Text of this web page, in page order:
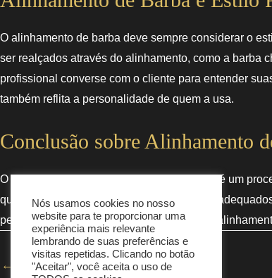
O alinhamento de barba deve sempre considerar o
ser realçados através do alinhamento, como a barba
profissional converse com o cliente para entender
também reflita a personalidade de quem a usa.
Conclusão sobre Alinhamento
O alinhamento de barba sem agredir a pele é um
qualificado e utilizar as técnicas e produtos
pele em primeiro lugar. Investir em um bom
← Termo anterior
Nós usamos cookies no nosso
website para te proporcionar uma
experiência mais relevante
lembrando de suas preferências e
visitas repetidas. Clicando no botão
"Aceitar", você aceita o uso de